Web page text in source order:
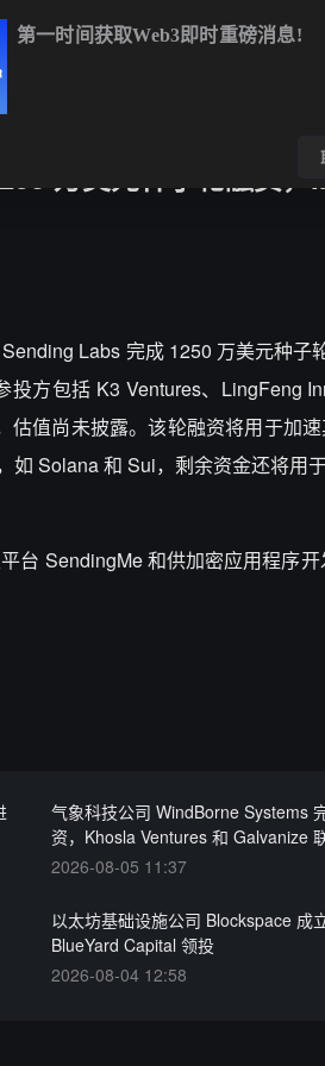
万美元种子轮融资
Labs 完成 1250 万美元种子
方包括 K3 Ventures、LingFeng
值尚未披露。该轮融资将用于加
Solana 和 Sui，剩余资金还将用
台 SendingMe 和供加密应用程序
气象科技公司 WindBorne Systems
资，Khosla Ventures 和 Galvanize
2026-08-05 11:37
以太坊基础设施公司 Blockspace 成
BlueYard Capital 领投
2026-08-04 12:58
第一时间获取Web3即时重磅消息!